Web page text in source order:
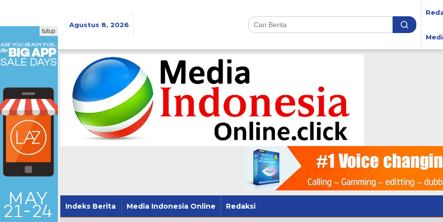
Agustus 8, 2026
Indeks Berita Media Indonesia Online Redaksi
tutup